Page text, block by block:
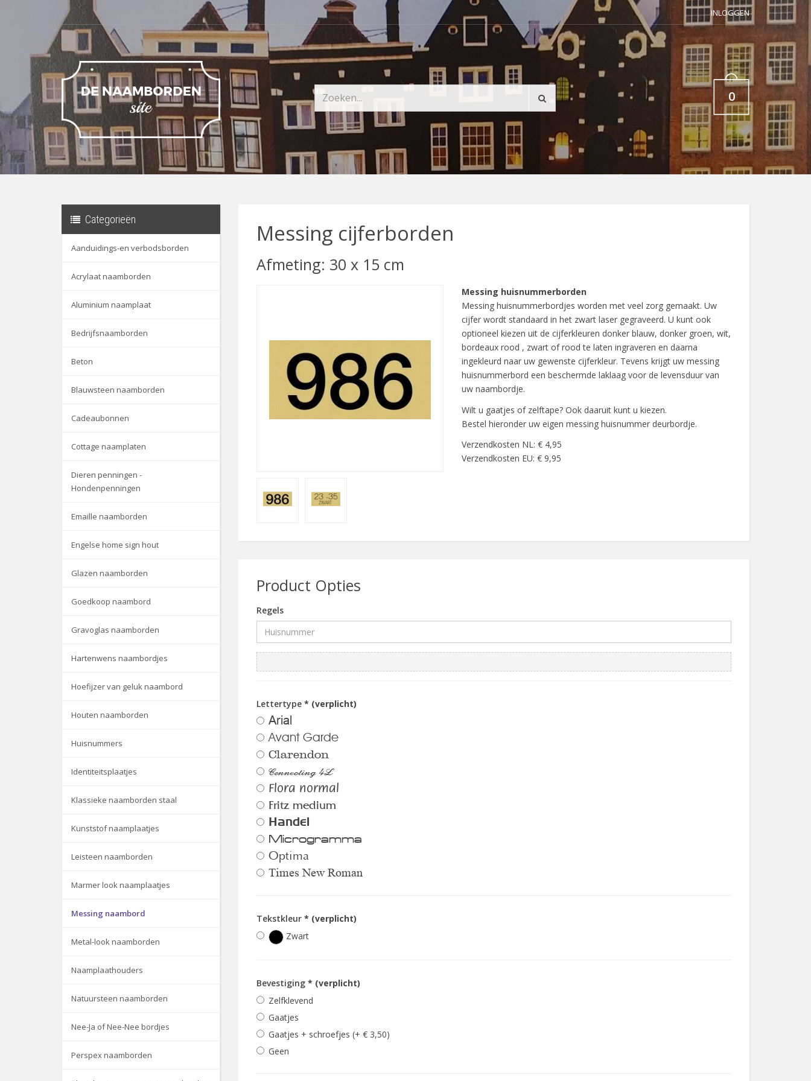
INLOGGEN
0
Categorieën
Aanduidings-en verbodsborden
Acrylaat naamborden
Aluminium naamplaat
Bedrijfsnaamborden
Beton
Blauwsteen naamborden
Cadeaubonnen
Cottage naamplaten
Dieren penningen -
Hondenpenningen
Emaille naamborden
Engelse home sign hout
Glazen naamborden
Goedkoop naambord
Gravoglas naamborden
Hartenwens naambordjes
Hoefijzer van geluk naambord
Houten naamborden
Huisnummers
Identiteitsplaatjes
Klassieke naamborden staal
Kunststof naamplaatjes
Leisteen naamborden
Marmer look naamplaatjes
Messing naambord
Metal-look naamborden
Naamplaathouders
Natuursteen naamborden
Nee-Ja of Nee-Nee bordjes
Perspex naamborden
Messing cijferborden
Afmeting: 30 x 15 cm
Messing huisnummerborden
Messing huisnummerbordjes worden met veel zorg gemaakt. Uw
cijfer wordt standaard in het zwart laser gegraveerd. U kunt ook
optioneel kiezen uit de cijferkleuren donker blauw, donker groen, wit,
bordeaux rood , zwart of rood te laten ingraveren en daarna
ingekleurd naar uw gewenste cijferkleur. Tevens krijgt uw messing
huisnummerbord een beschermde laklaag voor de levensduur van
uw naambordje.
Wilt u gaatjes of zelftape? Ook daaruit kunt u kiezen.
Bestel hieronder uw eigen messing huisnummer deurbordje.
Verzendkosten NL: € 4,95
Verzendkosten EU: € 9,95
Product Opties
Regels
Lettertype * (verplicht)
Arial
Avant Garde
Clarendon
Connecting 4L
Flora normal
Fritz medium
Handel
Microgramma
Optima
Times New Roman
Tekstkleur * (verplicht)
Zwart
Bevestiging * (verplicht)
Zelfklevend
Gaatjes
Gaatjes + schroefjes (+ € 3,50)
Geen